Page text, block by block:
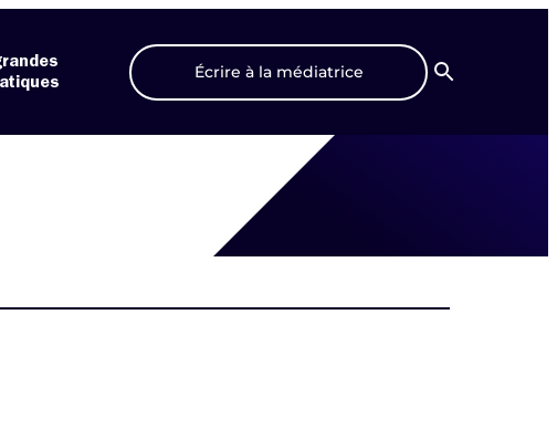
Écrire à la médiatrice
Recherche